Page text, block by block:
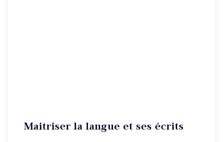
Maitriser la langue et ses écrits